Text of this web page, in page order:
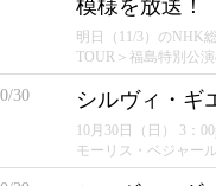
明日（11/3）のNHK
TOUR＞福島特別公
30 シルヴィ・ギ
10月30日（日） 3：
モーリス・ベジャー